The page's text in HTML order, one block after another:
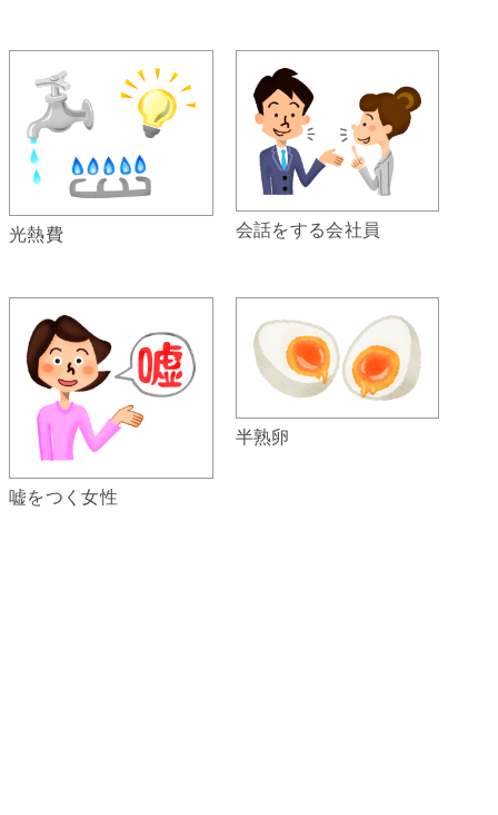
光熱費 会話をする会社員
嘘をつく女性
半熟卵